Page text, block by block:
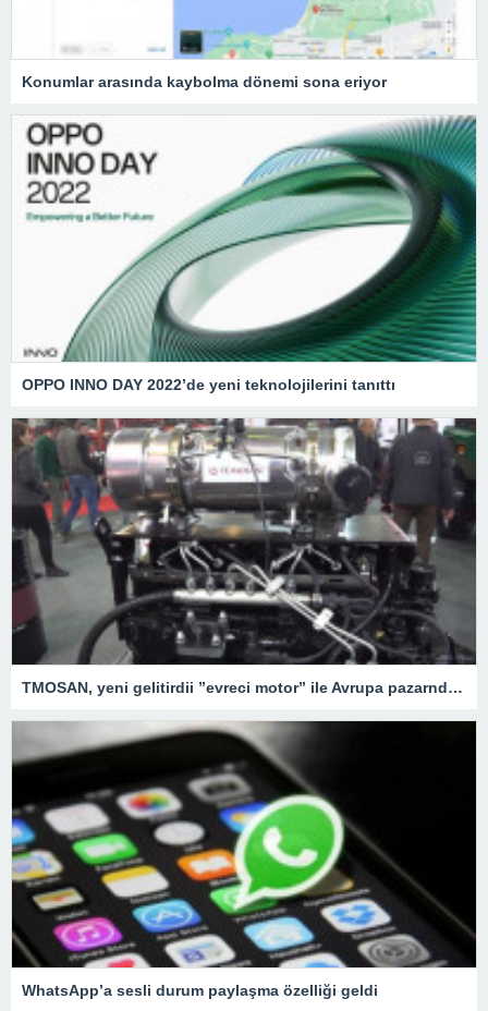
Konumlar arasında kaybolma dönemi sona eriyor
OPPO INNO DAY 2022’de yeni teknolojilerini tanıttı
TMOSAN, yeni gelitirdii ”evreci motor” ile Avrupa pazarnda hzla bymeyi hedefliyor
WhatsApp’a sesli durum paylaşma özelliği geldi